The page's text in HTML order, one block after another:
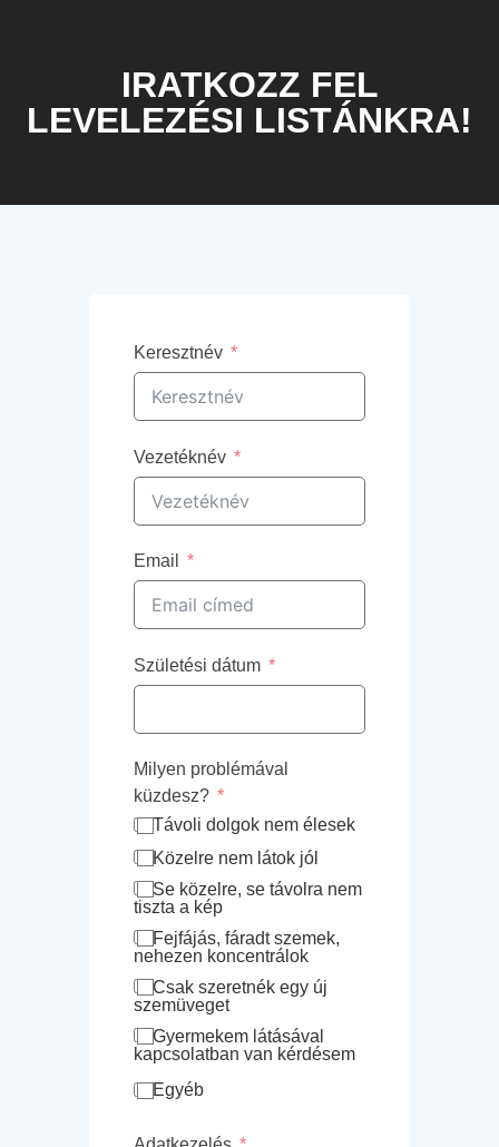
IRATKOZZ FEL
LEVELEZÉSI LISTÁNKRA!
Keresztnév
Vezetéknév
Email
Születési dátum
Milyen problémával
küzdesz?
Távoli dolgok nem élesek
Közelre nem látok jól
Se közelre, se távolra nem
tiszta a kép
Fejfájás, fáradt szemek,
nehezen koncentrálok
Csak szeretnék egy új
szemüveget
Gyermekem látásával
kapcsolatban van kérdésem
Egyéb